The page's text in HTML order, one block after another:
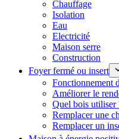
Chauffage
Isolation
Eau
Electricité
Maison serre
Construction
Foyer fermé ou insert
Fonctionnement
Améliorer le
Quel bois utiliser
Remplacer une
Remplacer un